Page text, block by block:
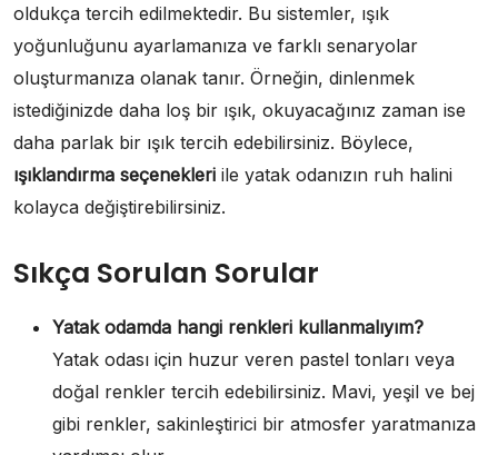
oldukça tercih edilmektedir. Bu sistemler, ışık
yoğunluğunu ayarlamanıza ve farklı senaryolar
oluşturmanıza olanak tanır. Örneğin, dinlenmek
istediğinizde daha loş bir ışık, okuyacağınız zaman ise
daha parlak bir ışık tercih edebilirsiniz. Böylece,
ışıklandırma seçenekleri ile yatak odanızın ruh halini
kolayca değiştirebilirsiniz.
Sıkça Sorulan Sorular
Yatak odamda hangi renkleri kullanmalıyım?
Yatak odası için huzur veren pastel tonları veya
doğal renkler tercih edebilirsiniz. Mavi, yeşil ve bej
gibi renkler, sakinleştirici bir atmosfer yaratmanıza